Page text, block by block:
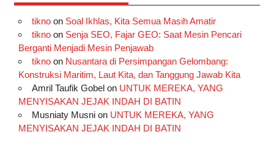
tiknoon Soal Ikhlas, Kita Semua Masih Amatir
tiknoon Senja SEO, Fajar GEO: Saat Mesin Pencari
Berganti Menjadi Mesin Penjawab
tiknoon Nusantara di Persimpangan Gelombang:
Konstruksi Maritim, Laut Kita, dan Tanggung Jawab Kita
Amril Taufik Gobelon UNTUK MEREKA, YANG
MENYISAKAN JEJAK INDAH DI BATIN
Musniaty Musnion UNTUK MEREKA, YANG
MENYISAKAN JEJAK INDAH DI BATIN